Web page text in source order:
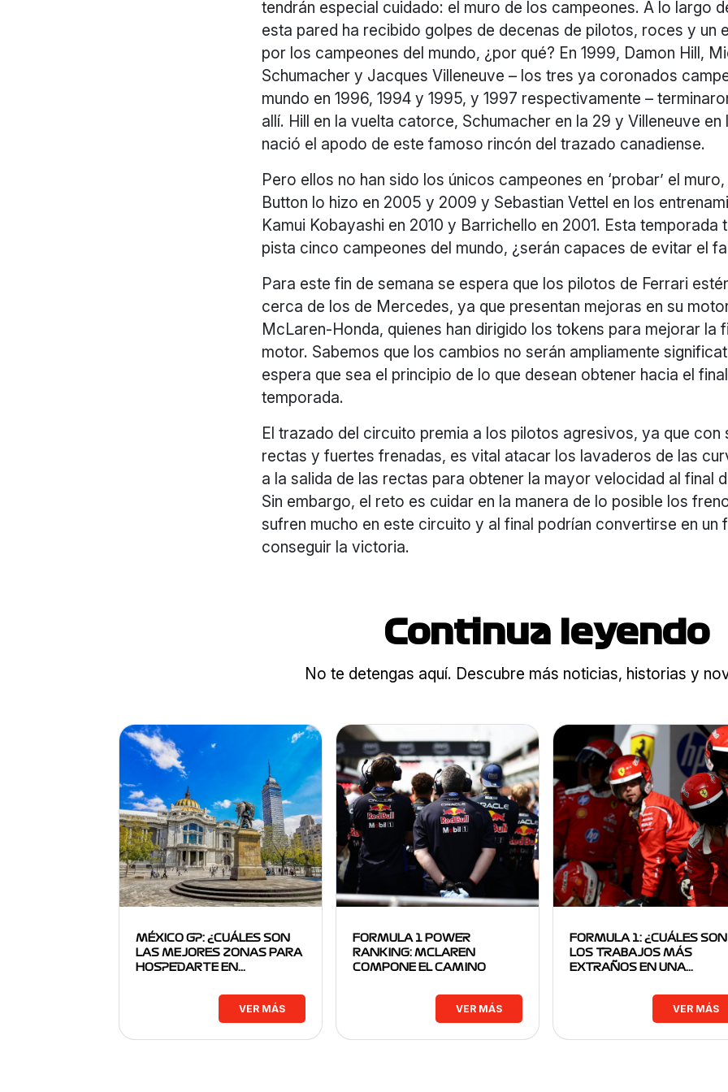
tendrán especial cuidado: el muro de los campeones. A lo largo
esta pared ha recibido golpes de decenas de pilotos, roces y un
por los campeones del mundo, ¿por qué? En 1999, Damon Hill,
Schumacher y Jacques Villeneuve – los tres ya coronados
mundo en 1996, 1994 y 1995, y 1997 respectivamente –
allí. Hill en la vuelta catorce, Schumacher en la 29 y Villeneuve en
nació el apodo de este famoso rincón del trazado canadiense.
Pero ellos no han sido los únicos campeones en ‘probar’ el
Button lo hizo en 2005 y 2009 y Sebastian Vettel en los
Kamui Kobayashi en 2010 y Barrichello en 2001. Esta temporada
pista cinco campeones del mundo, ¿serán capaces de evitar el
Para este fin de semana se espera que los pilotos de Ferrari
cerca de los de Mercedes, ya que presentan mejoras en su
McLaren-Honda, quienes han dirigido los tokens para mejorar la
motor. Sabemos que los cambios no serán ampliamente
espera que sea el principio de lo que desean obtener hacia el
temporada.
El trazado del circuito premia a los pilotos agresivos, ya que con
rectas y fuertes frenadas, es vital atacar los lavaderos de las
a la salida de las rectas para obtener la mayor velocidad al final
Sin embargo, el reto es cuidar en la manera de lo posible los
sufren mucho en este circuito y al final podrían convertirse en un
conseguir la victoria.
Continua leyendo
No te detengas aquí. Descubre más noticias, historias y
MÉXICO GP: ¿CUÁLES SON
LAS MEJORES ZONAS PARA
HOSPEDARTE EN…
VER MÁS
FORMULA 1 POWER
RANKING: MCLAREN
COMPONE EL CAMINO
VER MÁS
FORMULA 1: ¿CUÁLES SON
LOS TRABAJOS MÁS
EXTRAÑOS EN UNA…
VER MÁS